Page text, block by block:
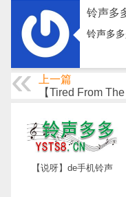
铃声多
铃声多
上一篇
【Tired From
【说呀】de手机铃声